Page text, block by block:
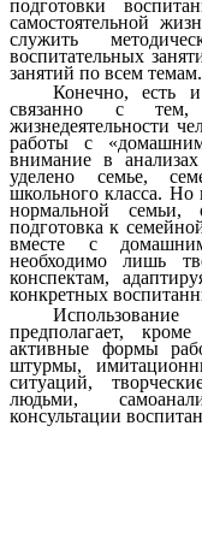
подготовки
самостоятельной
служить
воспитательных
занятий по всем темам.
Конечно, есть
связанно с
жизнедеятельности
работы с
внимание в
уделено семье,
школьного класса.
нормальной
подготовка к
вместе с
необходимо лишь
конспектам,
конкретных
предполагает,
активные формы
штурмы,
ситуаций,
людьми,
консультации